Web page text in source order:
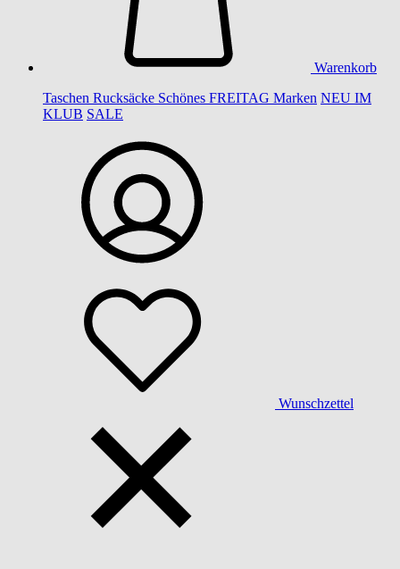
Warenkorb
Taschen Rucksäcke Schönes FREITAG Marken NEU IM
KLUB SALE
Wunschzettel